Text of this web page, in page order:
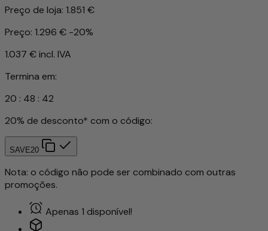
Preço de loja: 1.851 €
Preço: 1.296 € -20%
1.037 €incl. IVA
Termina em:
20 : 48 : 40
20% de desconto* com o código:
SAVE20
Nota: o código não pode ser combinado com outras
promoções.
Apenas 1 disponível!